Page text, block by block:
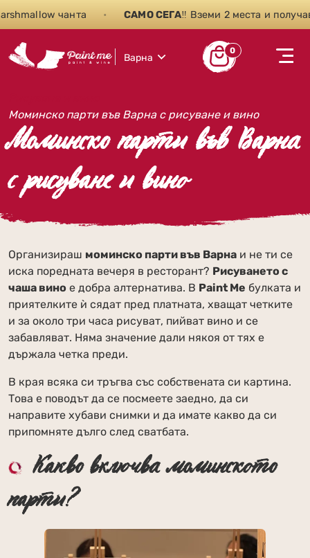
чанта • САМО СЕГА‼️ Вземи 2 места и получаваш
Варна
0
Моминско парти във Варна с рисуване и вино
Моминско парти във Варна
с рисуване и вино
Организираш моминско парти във Варна и не ти се
иска поредната вечеря в ресторант? Рисуването с
чаша вино е добра алтернатива. В Paint Me булката и
приятелките ѝ сядат пред платната, хващат четките
и за около три часа рисуват, пийват вино и се
забавляват. Няма значение дали някоя от тях е
държала четка преди.
В края всяка си тръгва със собствената си картина.
Това е поводът да се посмеете заедно, да си
направите хубави снимки и да имате какво да си
припомняте дълго след сватбата.
Какво включва моминското
парти?